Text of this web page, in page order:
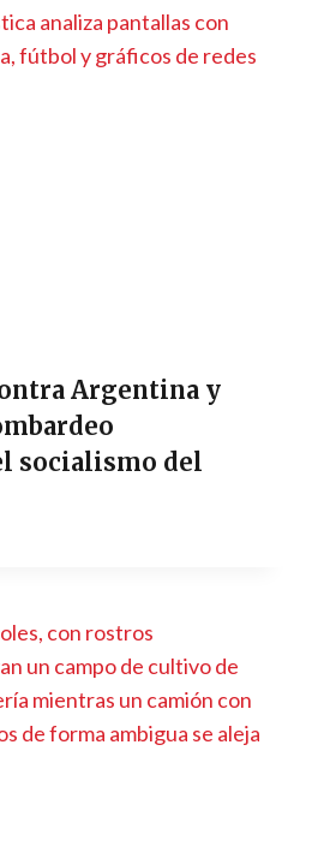
Argentina y
socialismo del